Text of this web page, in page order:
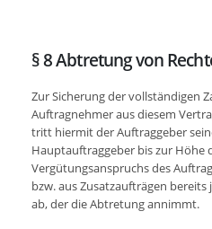
§ 8 Abtretung von
Zur Sicherung der vollständigen
Auftragnehmer aus diesem
tritt hiermit der Auftraggeber
Hauptauftraggeber bis zur Höhe
Vergütungsanspruchs des
bzw. aus Zusatzaufträgen
ab, der die Abtretung annimmt.